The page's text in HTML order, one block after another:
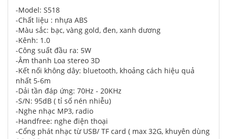
-Model: S518
-Chất liệu : nhựa ABS
-Màu sắc: bạc, vàng gold, đen, xanh dương
-Kênh: 1.0
-Công suất đầu ra: 5W
-Âm thanh Loa stereo 3D
-Kết nối không dây: bluetooth, khoảng cách hiệu quả
nhất 5-6m
-Dải tần đáp ứng: 70Hz - 20KHz
-S/N: 95dB ( tỉ số nén nhiễu)
-Nghe nhạc MP3, radio
-Handfree: nghe điện thoại
-Cổng phát nhạc từ USB/ TF card ( max 32G, khuyên dùng